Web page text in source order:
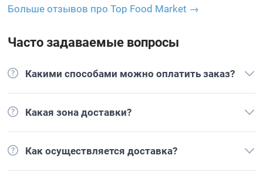
Больше отзывов про Top Food Market →
Часто задаваемые вопросы
Какими способами можно оплатить заказ?
Какая зона доставки?
Как осуществляется доставка?